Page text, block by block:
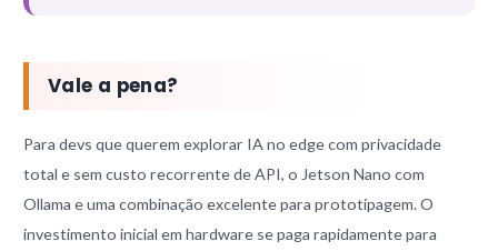
Vale a pena?
Para devs que querem explorar IA no edge com privacidade
total e sem custo recorrente de API, o Jetson Nano com
Ollama e uma combinação excelente para prototipagem. O
investimento inicial em hardware se paga rapidamente para